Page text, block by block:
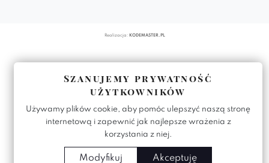
Realizacja: KODEMASTER.PL
Szanujemy prywatność
użytkowników
Używamy plików cookie, aby pomóc ulepszyć naszą stronę
internetową i zapewnić jak najlepsze wrażenia z
korzystania z niej.
Modyfikuj Akceptuję